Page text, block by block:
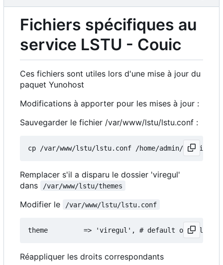
Fichiers spécifiques au
service LSTU - Couic
Ces fichiers sont utiles lors d'une mise à jour du
paquet Yunohost
Modifications à apporter pour les mises à jour :
Sauvegarder le fichier /var/www/lstu/lstu.conf :
Remplacer s'il a disparu le dossier 'viregul'
dans
/var/www/lstu/themes
Modifier le /var/www/lstu/lstu.conf
Réappliquer les droits correspondants